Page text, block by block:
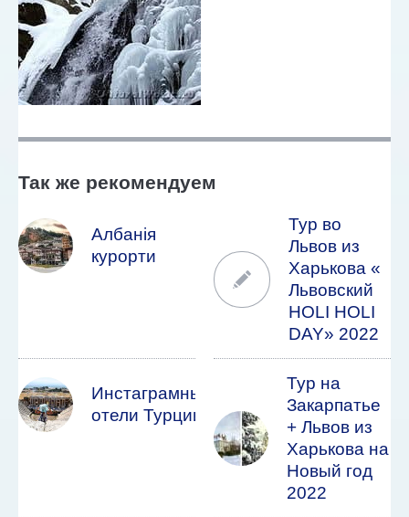
Так же рекомендуем
Албанія
курорти
Тур во
Львов из
Харькова «
Львовский
HOLI HOLI
DAY» 2022
Инстаграмные
отели Турции
Тур на
Закарпатье
+ Львов из
Харькова на
Новый год
2022